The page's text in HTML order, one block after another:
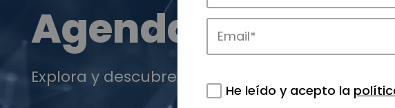
Agenda
Explora y descubre los eventos de APTE y de
He leído y acepto la